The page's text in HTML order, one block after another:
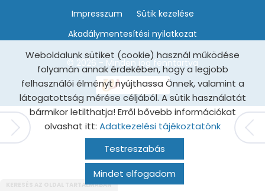
© 2026 - Minden jog fenntartva
Impresszum
Sütik kezelése
Akadálymentesítési nyilatkozat
Mindet elfogadom
Testreszabás
Weboldalunk sütiket (cookie) használ működése
folyamán annak érdekében, hogy a legjobb
felhasználói élményt nyújthassa Önnek, valamint a
látogatottság mérése céljából. A sütik használatát
bármikor letilthatja! Erről bővebb információkat
olvashat itt: Adatkezelési tájékoztatónk
KERESÉS AZ OLDAL TARTALMÁBAN